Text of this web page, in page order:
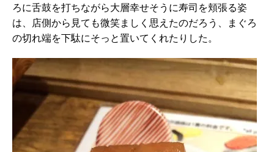
ろに舌鼓を打ちながら大層幸せそうに寿司を頬張る姿
は、店側から見ても微笑ましく思えたのだろう、まぐろ
の切れ端を下駄にそっと置いてくれたりした。